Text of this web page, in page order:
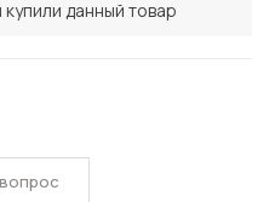
данный товар